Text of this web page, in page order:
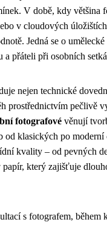
V době, kdy většina
v cloudových
Jedná se o
a přáteli při osobních
nejen technické
prostřednictvím pečlivě
fotografové věnují
od klasických po moderní
kvality – od pevných
který zajišťuje
s fotografem, během